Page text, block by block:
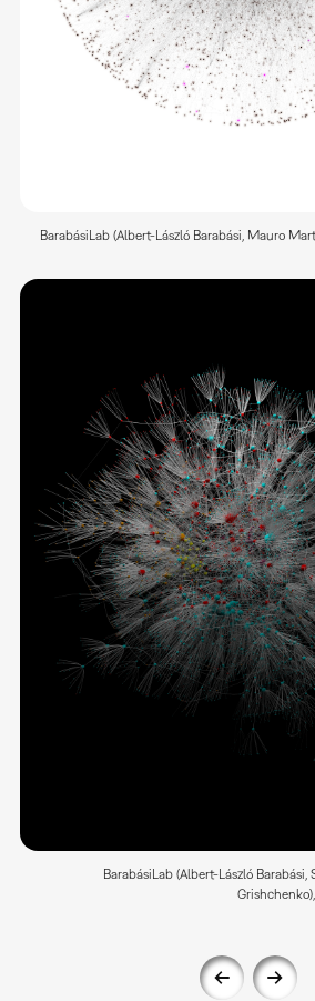
BarabásiLab (Albert-László Barabási, Mauro
BarabásiLab (Albert-László Barabási,